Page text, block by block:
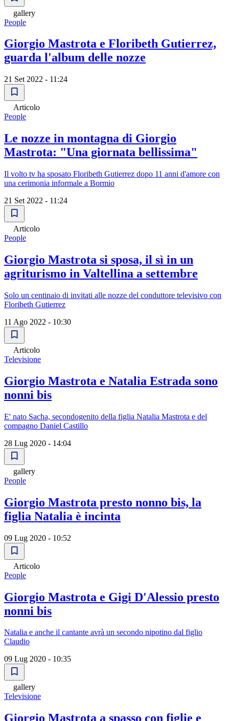
gallery
People
Giorgio Mastrota e Floribeth Gutierrez,
guarda l'album delle nozze
21 Set 2022 - 11:24
Articolo
People
Le nozze in montagna di Giorgio
Mastrota: "Una giornata bellissima"
Il volto tv ha sposato Floribeth Gutierrez dopo 11 anni d'amore con
una cerimonia informale a Bormio
21 Set 2022 - 11:24
Articolo
People
Giorgio Mastrota si sposa, il sì in un
agriturismo in Valtellina a settembre
Solo un centinaio di invitati alle nozze del conduttore televisivo con
Floribeth Gutierrez
11 Ago 2022 - 10:30
Articolo
Televisione
Giorgio Mastrota e Natalia Estrada sono
nonni bis
E' nato Sacha, secondogenito della figlia Natalia Mastrota e del
compagno Daniel Castillo
28 Lug 2020 - 14:04
gallery
People
Giorgio Mastrota presto nonno bis, la
figlia Natalia è incinta
09 Lug 2020 - 10:52
Articolo
People
Giorgio Mastrota e Gigi D'Alessio presto
nonni bis
Natalia e anche il cantante avrà un secondo nipotino dal figlio
Claudio
09 Lug 2020 - 10:35
gallery
Televisione
Giorgio Mastrota a spasso con figlie e